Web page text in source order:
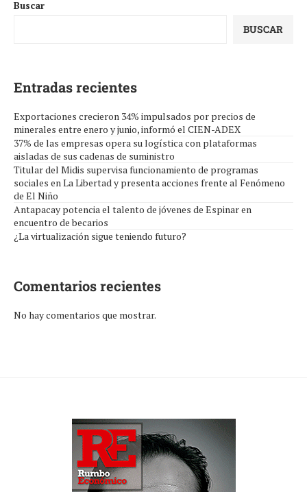
Buscar
BUSCAR
Entradas recientes
Exportaciones crecieron 34% impulsados por precios de
minerales entre enero y junio, informó el CIEN-ADEX
37% de las empresas opera su logística con plataformas
aisladas de sus cadenas de suministro
Titular del Midis supervisa funcionamiento de programas
sociales en La Libertad y presenta acciones frente al Fenómeno
de El Niño
Antapacay potencia el talento de jóvenes de Espinar en
encuentro de becarios
¿La virtualización sigue teniendo futuro?
Comentarios recientes
No hay comentarios que mostrar.